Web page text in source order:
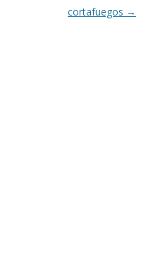
cortafuegos →